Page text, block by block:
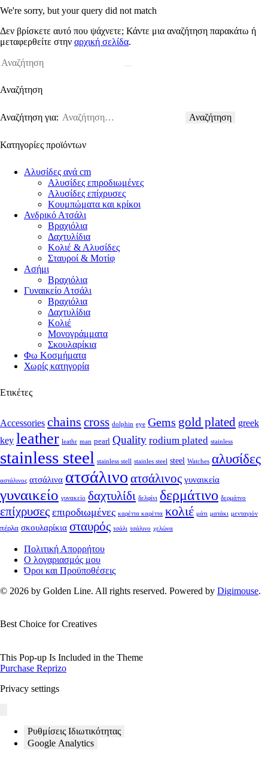
We're sorry, but your query did not match
Δεν βρίσκετε αυτό που ψάχνετε; Κάντε μια αναζήτηση παρακάτω ή
μεταφερθείτε στην αρχική σελίδα.
Αναζήτηση
Αναζήτηση για:
Κατηγορίες προϊόντων
Αλυσίδες ανά cm
Αλυσίδες επιροδιωμένες
Αλυσίδες επίχρυσες
Κουμπώματα και κρίκοι
Ανδρικό Ατσάλι
Βραχιόλια
Δαχτυλίδια
Κολιέ & Αλυσίδες
Σταυροί & Μοτίφ
Ασήμι
Βραχιόλια
Γυναικείο Ατσάλι
Βραχιόλια
Δαχτυλίδια
Κολιέ
Μονογράμματα
Σκουλαρίκια
Φω Κοσμήματα
Χωρίς κατηγορία
Ετικέτες
Accessories chains cross dolphin eye Gems gold plated greek
key leather leathr man pearl Quality rodium plated stainless
stainless steel stainless stell stainles steel steel Watches αλυσίδες
αστάλινος ατσάλινα ατσάλινο ατσάλινος γυναικεία
γυναικείο γυνακείο δαχτυλίδι δελφίνι δερμάτινο δερμάτνο
επίχρυσες επιροδιωμένες καρέττα καρέττα κολιέ μάτι ματάκι μενταγιόν
πέρλα σκουλαρίκια σταυρός τσάλι τσάλινο χελώνα
Πολιτική Απορρήτου
Ο λογαριασμός μου
Όροι και Προϋποθέσεις
© 2026 by Golden Line. All rights reserved. Powered by Digimouse.
Best Choice for Creatives
This Pop-up Is Included in the Theme
Purchase Reprizo
Privacy settings
Ρυθμίσεις Ιδιωτικότητας
Google Analytics